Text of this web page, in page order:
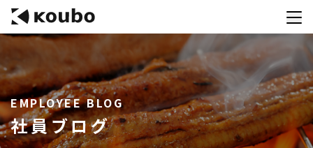
サービス
会社案内
実績紹介
EMPLOYEE BLOG
社員ブログ